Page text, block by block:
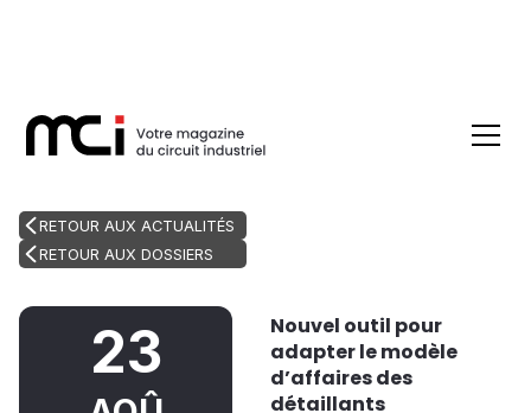
RETOUR AUX ACTUALITÉS
RETOUR AUX DOSSIERS
23
Nouvel outil pour
adapter le modèle
d’affaires des
détaillants